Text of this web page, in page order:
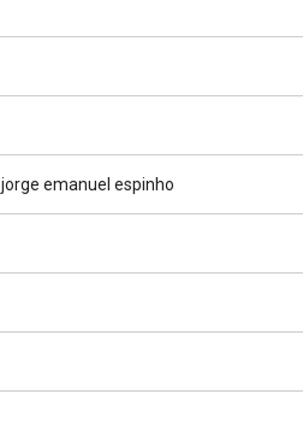
jorge emanuel espinho